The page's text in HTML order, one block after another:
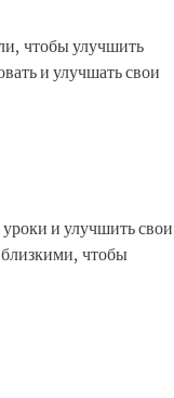
чтобы улучшить
и улучшать свои
уроки и улучшить свои
чтобы